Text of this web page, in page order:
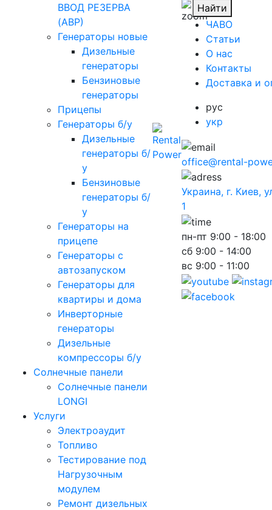
ВВОД РЕЗЕРВА
(АВР)
Генераторы новые
Дизельные
генераторы
Бензиновые
генераторы
Прицепы
Генераторы б/у
Дизельные
генераторы б/
у
Бензиновые
генераторы б/
у
Генераторы на
прицепе
Генераторы с
автозапуском
Генераторы для
квартиры и дома
Инверторные
генераторы
Дизельные
компрессоры б/у
Солнечные панели
Солнечные панели
LONGI
Услуги
Электроаудит
Топливо
Тестирование под
Нагрузочным
модулем
Ремонт дизельных
Найти
ЧАВО
Cтатьи
O нас
Контакты
Доставка и
рус
укр
office@rental-
Украина, г. Киев,
1
пн-пт 9:00 - 18:00
сб 9:00 - 14:00
вс 9:00 - 11:00